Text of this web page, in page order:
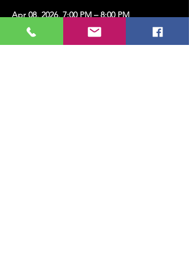
Apr 08, 2026, 7:00 PM – 8:00 PM
Kadıköy, Erenköy, Kazım Karabekirpaşa Sok.
No:4, 34738 Kadıköy/İstanbul, Türkiye